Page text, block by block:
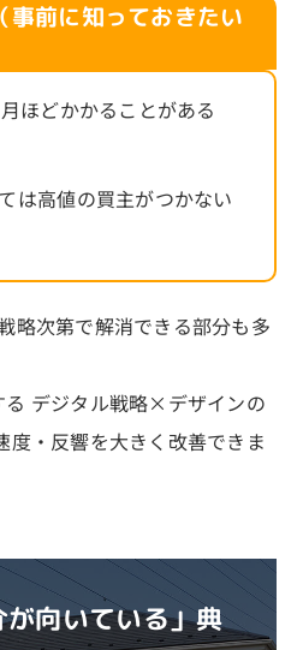
事前に知っておきたい
ほどかかることがある
は高値の買主がつかない
略次第で解消できる部分も多
る デジタル戦略×デザインの
度・反響を大きく改善できま
向いている」典